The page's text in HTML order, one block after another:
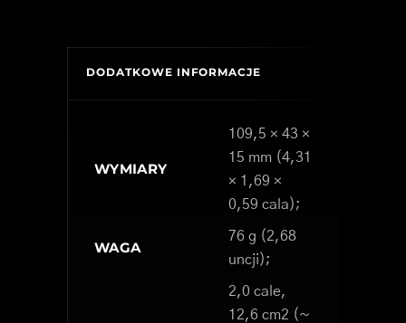
DODATKOWE INFORMACJE
WYMIARY
109,5 × 43 ×
15 mm (4,31
× 1,69 ×
0,59 cala);
WAGA
76 g (2,68
uncji);
2,0 cale,
12,6 cm2 (~